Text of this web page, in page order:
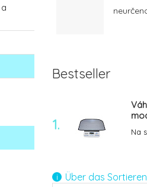
Bestseller
1. Na
Über das Sortieren